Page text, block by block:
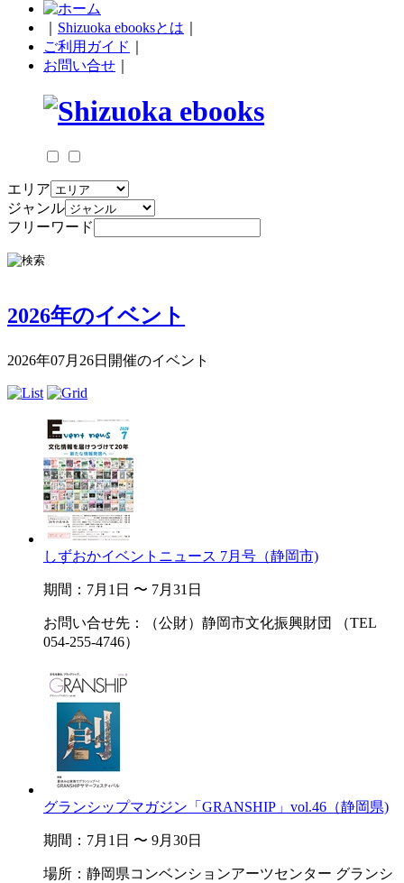
Shizuoka ebooksとは
ご利用ガイド
お問い合せ
エリア
ジャンル
フリーワード
2026年のイベント
2026年07月26日開催のイベント
しずおかイベントニュース 7月号（静岡市)
期間：7月1日 〜 7月31日
お問い合せ先：（公財）静岡市文化振興財団 （TEL
054-255-4746）
グランシップマガジン「GRANSHIP」vol.46（静岡県)
期間：7月1日 〜 9月30日
場所：静岡県コンベンションアーツセンター グランシ